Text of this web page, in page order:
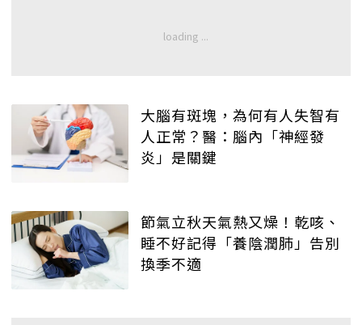
大腦有斑塊，為何有人失智有
人正常？醫：腦內「神經發
炎」是關鍵
節氣立秋天氣熱又燥！乾咳、
睡不好記得「養陰潤肺」告別
換季不適